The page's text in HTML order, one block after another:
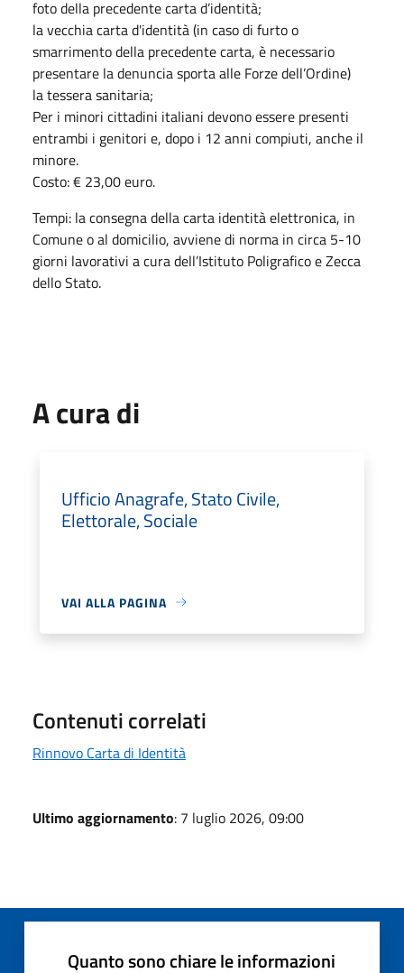
foto della precedente carta d’identità;
la vecchia carta d'identità (in caso di furto o
smarrimento della precedente carta, è necessario
presentare la denuncia sporta alle Forze dell’Ordine)
la tessera sanitaria;
Per i minori cittadini italiani devono essere presenti
entrambi i genitori e, dopo i 12 anni compiuti, anche il
minore.
Costo: € 23,00 euro.
Tempi: la consegna della carta identità elettronica, in
Comune o al domicilio, avviene di norma in circa 5-10
giorni lavorativi a cura dell’Istituto Poligrafico e Zecca
dello Stato.
A cura di
Ufficio Anagrafe, Stato Civile,
Elettorale, Sociale
VAI ALLA PAGINA
Contenuti correlati
Rinnovo Carta di Identità
Ultimo aggiornamento: 7 luglio 2026, 09:00
Quanto sono chiare le informazioni